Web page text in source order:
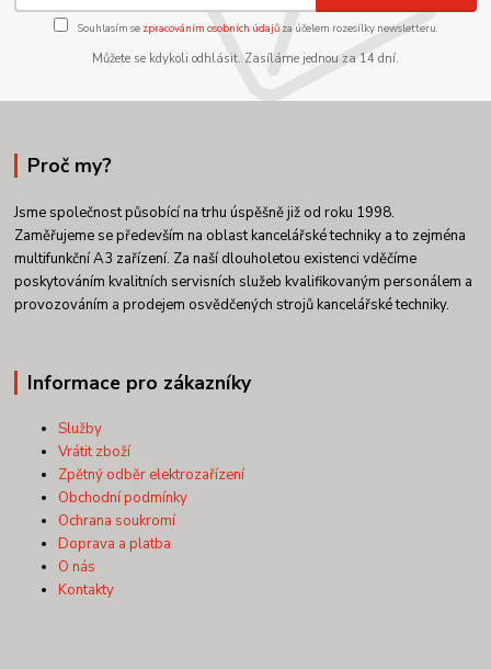
Souhlasím se zpracováním osobních údajůza účelem rozesílky newsletteru.
Můžete se kdykoli odhlásit. Zasíláme jednou za 14 dní.
Proč my?
Jsme společnost působící na trhu úspěšně již od roku 1998.
Zaměřujeme se především na oblast kancelářské techniky a to zejména
multifunkční A3 zařízení. Za naší dlouholetou existenci vděčíme
poskytováním kvalitních servisních služeb kvalifikovaným personálem a
provozováním a prodejem osvědčených strojů kancelářské techniky.
Informace pro zákazníky
Služby
Vrátit zboží
Zpětný odběr elektrozařízení
Obchodní podmínky
Ochrana soukromí
Doprava a platba
O nás
Kontakty